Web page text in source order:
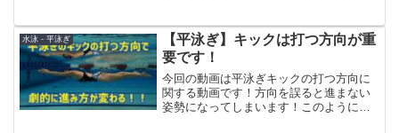
３つのコツとは？足の使い方と練習法を
徹底解説】★水...
水泳 - 平泳ぎ
【平泳ぎ】キックは打つ方向が重
要です！
今回の動画は平泳ぎキックの打つ方向に
関する動画です！方向を誤ると進まない
姿勢になってしまいます！このようにな